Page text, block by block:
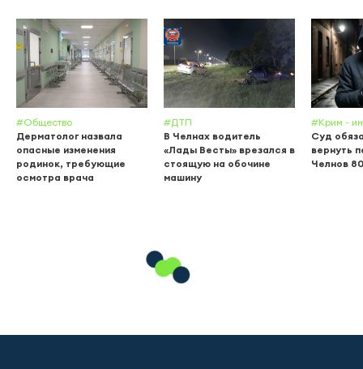
#Общество
Дерматолог назвала
опасные изменения
родинок, требующие
осмотра врача
#ДТП
В Челнах водитель
«Лады Весты» врезался в
стоящую на обочине
машину
#Крим -
Суд
вернуть
Челнов